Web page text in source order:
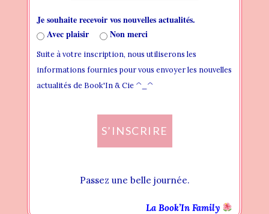
THEME STYLES
WIDGET AREAS
CREATING NEW WIDGET AREA
Je souhaite recevoir vos nouvelles actualités.
Avec plaisir
Non merci
Suite à votre inscription, nous utiliserons les
informations fournies pour vous envoyer les nouvelles
actualités de Book'In & Cie ^_^
S’INSCRIRE
Passez une belle journée.
La Book’In Family